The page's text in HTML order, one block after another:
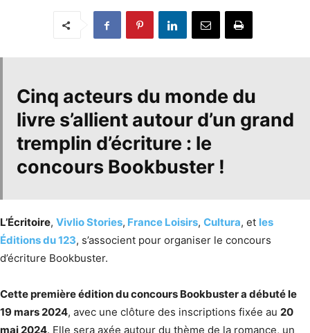
Cinq acteurs du monde du
livre s’allient autour d’un grand
tremplin d’écriture : le
concours Bookbuster !
L’Écritoire, Vivlio Stories, France Loisirs, Cultura, et les
Éditions du 123, s’associent pour organiser le concours
d’écriture Bookbuster.
Cette première édition du concours Bookbuster a débuté le
19 mars 2024, avec une clôture des inscriptions fixée au 20
mai 2024. Elle sera axée autour du thème de la romance, un